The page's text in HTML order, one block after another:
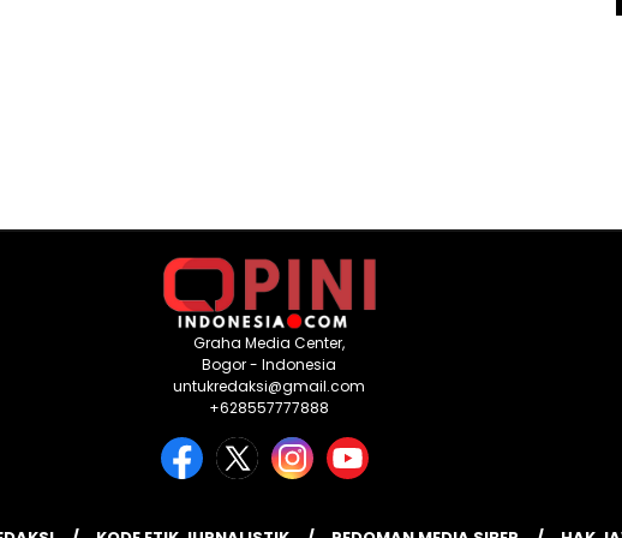
Graha Media Center,
Bogor - Indonesia
untukredaksi@gmail.com
+628557777888